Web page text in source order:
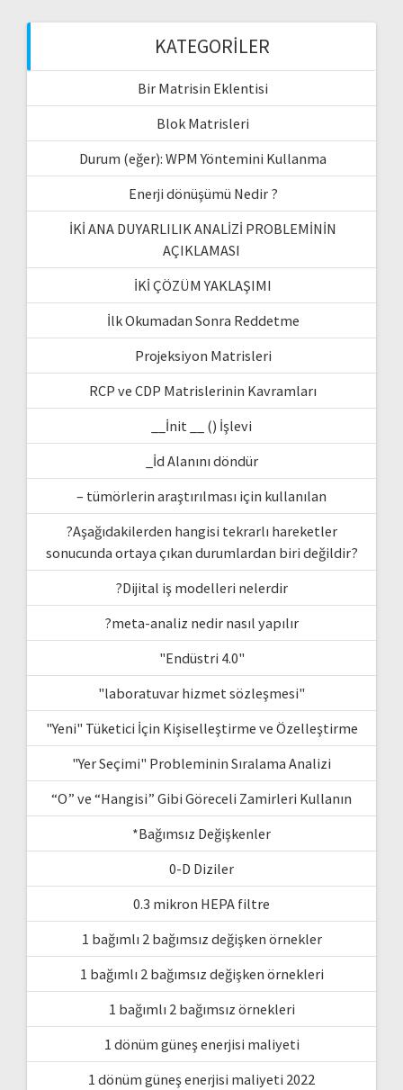
KATEGORILER
Bir Matrisin Eklentisi
Blok Matrisleri
Durum (eğer): WPM Yöntemini Kullanma
Enerji dönüşümü Nedir ?
İKİ ANA DUYARLILIK ANALİZİ PROBLEMİNİN
AÇIKLAMASI
İKİ ÇÖZÜM YAKLAŞIMI
İlk Okumadan Sonra Reddetme
Projeksiyon Matrisleri
RCP ve CDP Matrislerinin Kavramları
__İnit __ () İşlevi
_İd Alanını döndür
– tümörlerin araştırılması için kullanılan
?Aşağıdakilerden hangisi tekrarlı hareketler
sonucunda ortaya çıkan durumlardan biri değildir?
?Dijital iş modelleri nelerdir
?meta-analiz nedir nasıl yapılır
"Endüstri 4.0"
"laboratuvar hizmet sözleşmesi"
"Yeni" Tüketici İçin Kişiselleştirme ve Özelleştirme
"Yer Seçimi" Probleminin Sıralama Analizi
“O” ve “Hangisi” Gibi Göreceli Zamirleri Kullanın
*Bağımsız Değişkenler
0-D Diziler
0.3 mikron HEPA filtre
1 bağımlı 2 bağımsız değişken örnekler
1 bağımlı 2 bağımsız değişken örnekleri
1 bağımlı 2 bağımsız örnekleri
1 dönüm güneş enerjisi maliyeti
1 dönüm güneş enerjisi maliyeti 2022